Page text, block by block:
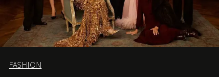
FASHION